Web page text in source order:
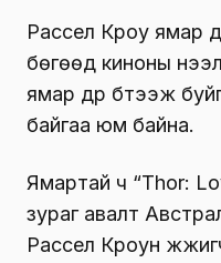
Рассел Кроу ямар
бөгөөд киноны
ямар дүр бүтээж
байгаа юм байна.
Ямартай ч “Thor:
зураг авалт
Рассел Кроун